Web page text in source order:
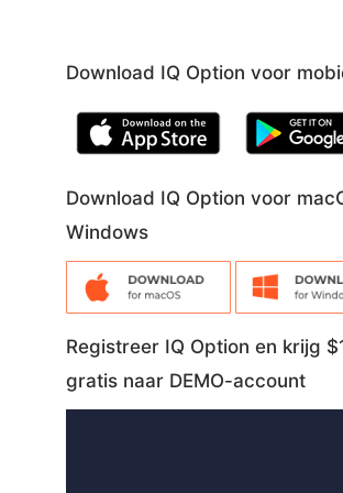
Download IQ Option voor
Download IQ Option voor
Windows
Registreer IQ Option en krijg
gratis naar DEMO-account